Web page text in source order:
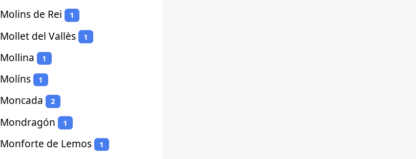
Molins de Rei 1
Mollet del Vallès 1
Mollina 1
Molíns 1
Moncada 2
Mondragón 1
Monforte de Lemos 1